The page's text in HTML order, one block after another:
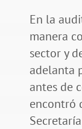
En la
manera
sector y
adelanta
antes de
encontró